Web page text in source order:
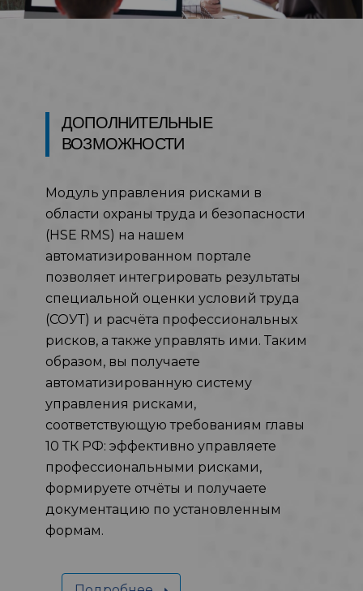
ДОПОЛНИТЕЛЬНЫЕ
ВОЗМОЖНОСТИ
Модуль управления рисками в
области охраны труда и безопасности
(HSE RMS) на нашем
автоматизированном портале
позволяет интегрировать результаты
специальной оценки условий труда
(СОУТ) и расчёта профессиональных
рисков, а также управлять ими. Таким
образом, вы получаете
автоматизированную систему
управления рисками,
соответствующую требованиям главы
10 ТК РФ: эффективно управляете
профессиональными рисками,
формируете отчёты и получаете
документацию по установленным
формам.